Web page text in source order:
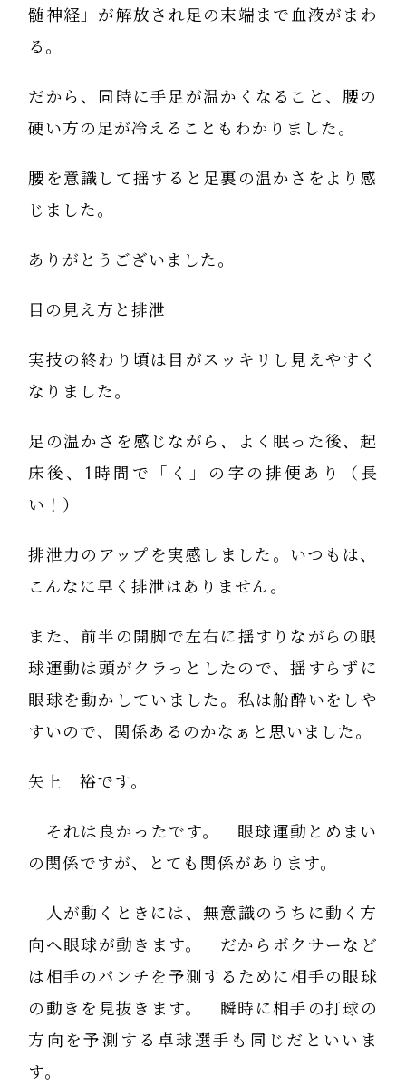
髄神経」が解放され足の末端まで血液がまわ
る。
だから、同時に手足が温かくなること、腰の
硬い方の足が冷えることもわかりました。
腰を意識して揺すると足裏の温かさをより感
じました。
ありがとうございました。
目の見え方と排泄
実技の終わり頃は目がスッキリし見えやすく
なりました。
足の温かさを感じながら、よく眠った後、起
床後、1時間で「く」の字の排便あり（長
い！）
排泄力のアップを実感しました。いつもは、
こんなに早く排泄はありません。
また、前半の開脚で左右に揺すりながらの眼
球運動は頭がクラっとしたので、揺すらずに
眼球を動かしていました。私は船酔いをしや
すいので、関係あるのかなぁと思いました。
矢上 裕です。
それは良かったです。 眼球運動とめまい
の関係ですが、とても関係があります。
人が動くときには、無意識のうちに動く方
向へ眼球が動きます。 だからボクサーなど
は相手のパンチを予測するために相手の眼球
の動きを見抜きます。 瞬時に相手の打球の
方向を予測する卓球選手も同じだといいま
す。